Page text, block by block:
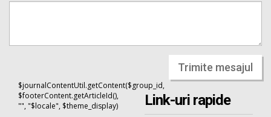
Trimite mesajul
$journalContentUtil.getContent($group_id,
$footerContent.getArticleId(),
"", "$locale", $theme_display)
Link-uri rapide